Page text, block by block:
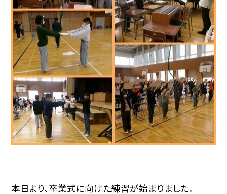
本日より、卒業式に向けた練習が始まりました。